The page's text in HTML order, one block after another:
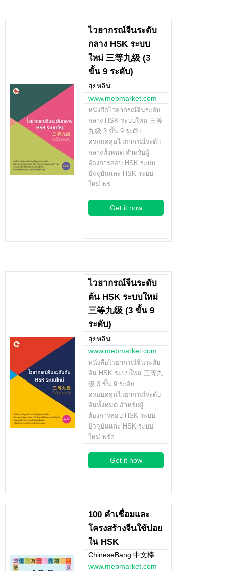
ไวยากรณ์จีนระดับ
กลาง HSK ระบบ
ใหม่ 三等九级 (3
ขั้น 9 ระดับ)
สุ่ยหลิน
www.mebmarket.com
หนังสือไวยากรณ์จีนระดับ
กลาง HSK ระบบใหม่ 三等
九级 3 ขั้น 9 ระดับ
ครอบคลุมไวยากรณ์ระดับ
กลางทั้งหมด สำหรับผู้
ต้องการสอบ HSK ระบบ
ปัจจุบันและ HSK ระบบ
ใหม่ พร…
Get it now
ไวยากรณ์จีนระดับ
ต้น HSK ระบบใหม่
三等九级 (3 ขั้น 9
ระดับ)
สุ่ยหลิน
www.mebmarket.com
หนังสือไวยากรณ์จีนระดับ
ต้น HSK ระบบใหม่ 三等九
级 3 ขั้น 9 ระดับ
ครอบคลุมไวยากรณ์ระดับ
ต้นทั้งหมด สำหรับผู้
ต้องการสอบ HSK ระบบ
ปัจจุบันและ HSK ระบบ
ใหม่ พร้อ…
Get it now
100 คำเชื่อมและ
โครงสร้างจีนใช้บ่อย
ใน HSK
ChineseBang 中文棒
www.mebmarket.com